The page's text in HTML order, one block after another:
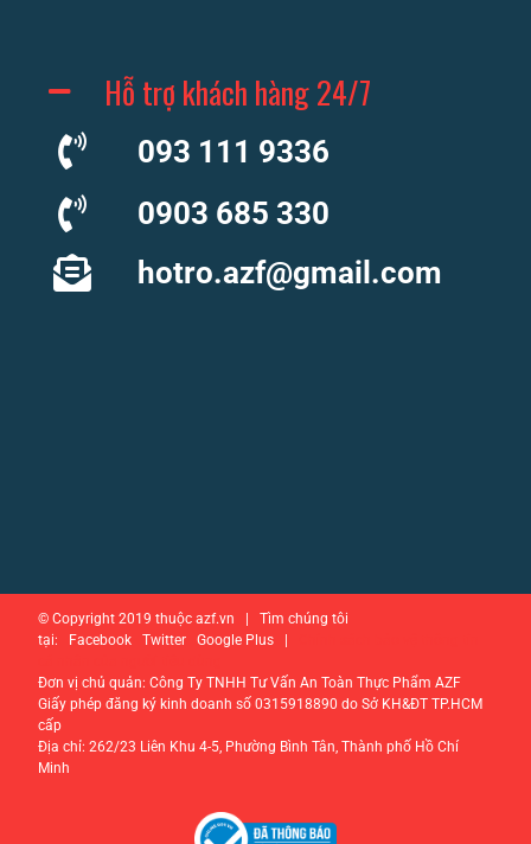
Hỗ trợ khách hàng 24/7
093 111 9336
0903 685 330
hotro.azf@gmail.com
© Copyright 2019 thuộc azf.vn | Tìm chúng tôi
tại: Facebook Twitter Google Plus |
Đơn vị chủ quản: Công Ty TNHH Tư Vấn An Toàn Thực Phẩm AZF
Giấy phép đăng ký kinh doanh số 0315918890 do Sở KH&ĐT TP.HCM
cấp
Địa chỉ: 262/23 Liên Khu 4-5, Phường Bình Tân, Thành phố Hồ Chí
Minh